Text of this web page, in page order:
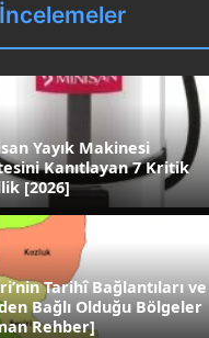
Yayık Makinesi
Kanıtlayan 7 Kritik
[2026]
Tarihî Bağlantıları ve
Bağlı Olduğu Bölgeler
Rehber]